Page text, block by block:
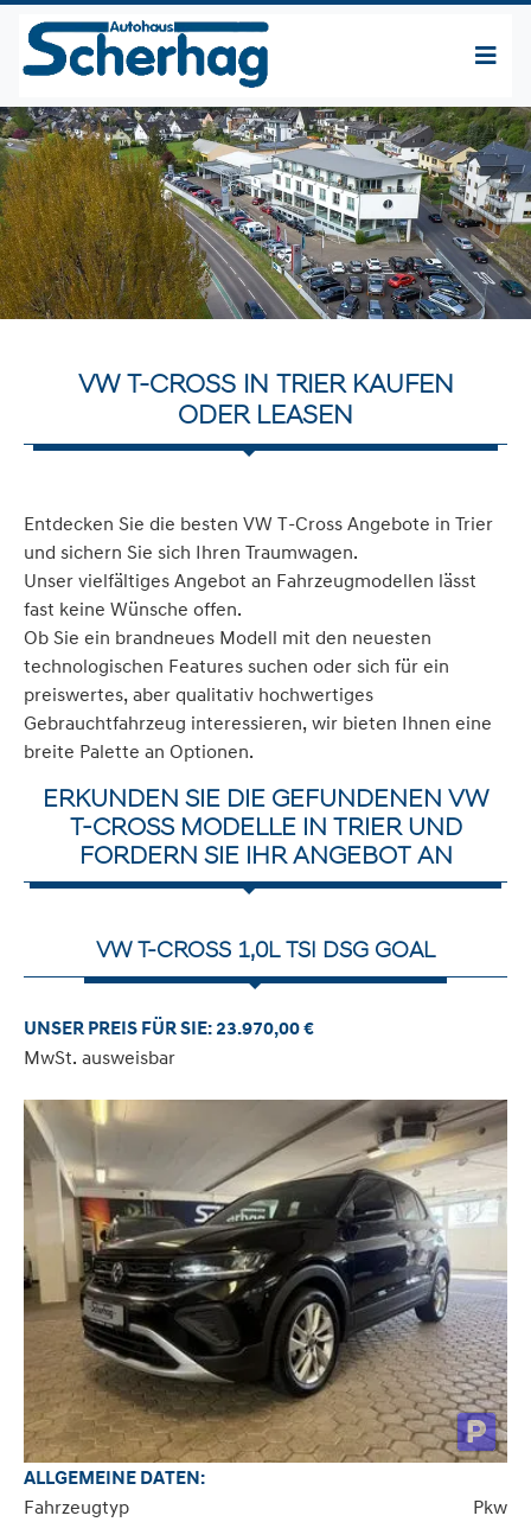
VW T-CROSS IN TRIER KAUFEN
ODER LEASEN
Entdecken Sie die besten VW T-Cross Angebote in Trier
und sichern Sie sich Ihren Traumwagen.
Unser vielfältiges Angebot an Fahrzeugmodellen lässt
fast keine Wünsche offen.
Ob Sie ein brandneues Modell mit den neuesten
technologischen Features suchen oder sich für ein
preiswertes, aber qualitativ hochwertiges
Gebrauchtfahrzeug interessieren, wir bieten Ihnen eine
breite Palette an Optionen.
ERKUNDEN SIE DIE GEFUNDENEN VW
T-CROSS MODELLE IN TRIER UND
FORDERN SIE IHR ANGEBOT AN
VW T-CROSS 1,0L TSI DSG GOAL
UNSER PREIS FÜR SIE: 23.970,00 €
MwSt. ausweisbar
ALLGEMEINE DATEN:
Fahrzeugtyp
Pkw